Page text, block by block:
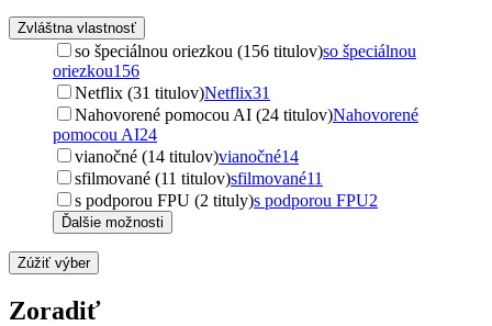
Zvláštna vlastnosť
so špeciálnou oriezkou (156 titulov)so špeciálnou
oriezkou156
Netflix (31 titulov)Netflix31
Nahovorené pomocou AI (24 titulov)Nahovorené
pomocou AI24
vianočné (14 titulov)vianočné14
sfilmované (11 titulov)sfilmované11
s podporou FPU (2 tituly)s podporou FPU2
Ďalšie možnosti
Zúžiť výber
Zoradiť